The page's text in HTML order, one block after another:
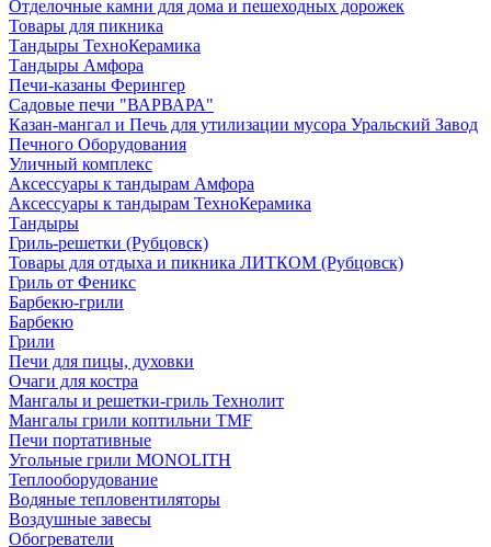
Отделочные камни для дома и пешеходных дорожек
Товары для пикника
Тандыры ТехноКерамика
Тандыры Амфора
Печи-казаны Ферингер
Садовые печи "ВАРВАРА"
Казан-мангал и Печь для утилизации мусора Уральский Завод
Печного Оборудования
Уличный комплекс
Аксессуары к тандырам Амфора
Аксессуары к тандырам ТехноКерамика
Тандыры
Гриль-решетки (Рубцовск)
Товары для отдыха и пикника ЛИТКОМ (Рубцовск)
Гриль от Феникс
Барбекю-грили
Барбекю
Грили
Печи для пицы, духовки
Очаги для костра
Мангалы и решетки-гриль Технолит
Мангалы грили коптильни TMF
Печи портативные
Угольные грили MONOLITH
Теплооборудование
Водяные тепловентиляторы
Воздушные завесы
Обогреватели